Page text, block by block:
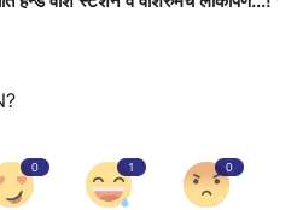
0 1 0